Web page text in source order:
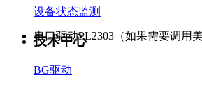
串口驱动PL2303（如果需要调用
设备状态监测
技术中心
BG驱动